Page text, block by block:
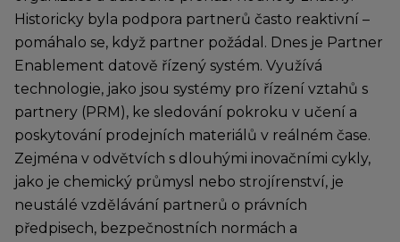
Historicky byla podpora partnerů často reaktivní –
pomáhalo se, když partner požádal. Dnes je Partner
Enablement datově řízený systém. Využívá
technologie, jako jsou systémy pro řízení vztahů s
partnery (PRM), ke sledování pokroku v učení a
poskytování prodejních materiálů v reálném čase.
Zejména v odvětvích s dlouhými inovačními cykly,
jako je chemický průmysl nebo strojírenství, je
neustálé vzdělávání partnerů o právních
předpisech, bezpečnostních normách a